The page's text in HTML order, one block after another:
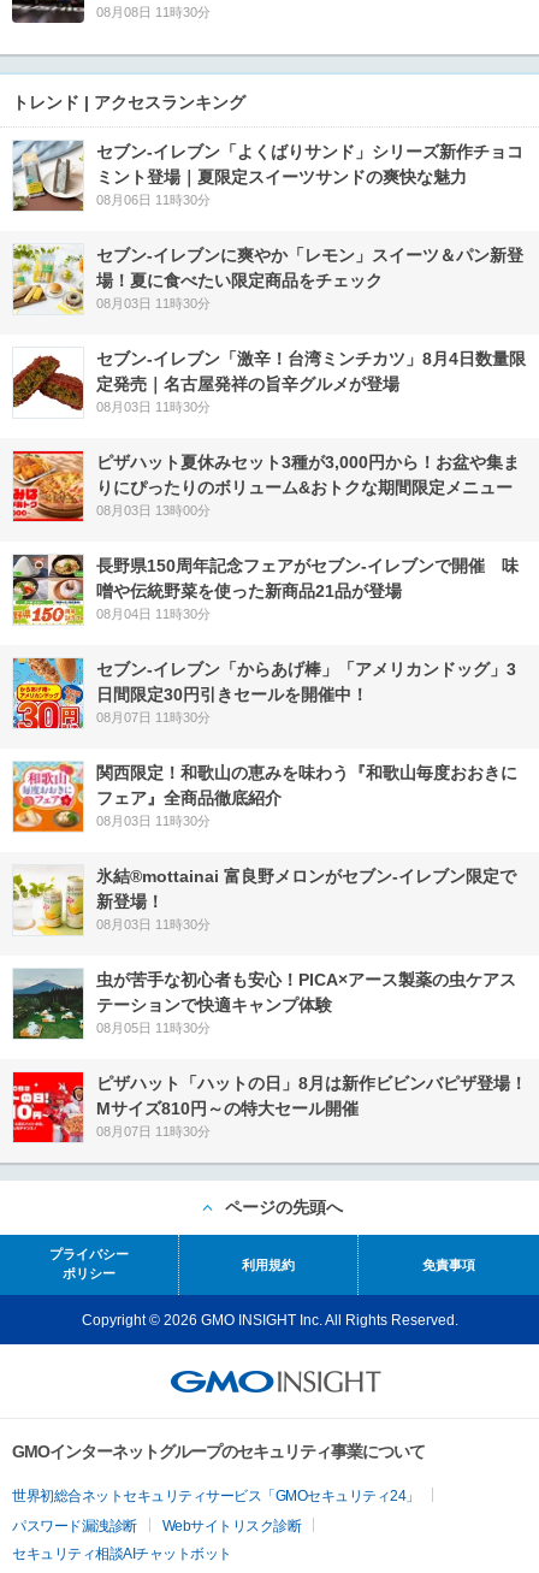
08月08日 11時30分
トレンド | アクセスランキング
セブン‐イレブン「よくばりサンド」シリーズ新作チョコ
ミント登場｜夏限定スイーツサンドの爽快な魅力
08月06日 11時30分
セブン‐イレブンに爽やか「レモン」スイーツ＆パン新登
場！夏に食べたい限定商品をチェック
08月03日 11時30分
セブン-イレブン「激辛！台湾ミンチカツ」8月4日数量限
定発売｜名古屋発祥の旨辛グルメが登場
08月03日 11時30分
ピザハット夏休みセット3種が3,000円から！お盆や集ま
りにぴったりのボリューム&おトクな期間限定メニュー
08月03日 13時00分
長野県150周年記念フェアがセブン-イレブンで開催 味
噌や伝統野菜を使った新商品21品が登場
08月04日 11時30分
セブン‐イレブン「からあげ棒」「アメリカンドッグ」3
日間限定30円引きセールを開催中！
08月07日 11時30分
関西限定！和歌山の恵みを味わう『和歌山毎度おおきに
フェア』全商品徹底紹介
08月03日 11時30分
氷結®mottainai 富良野メロンがセブン‐イレブン限定で
新登場！
08月03日 11時30分
虫が苦手な初心者も安心！PICA×アース製薬の虫ケアス
テーションで快適キャンプ体験
08月05日 11時30分
ピザハット「ハットの日」8月は新作ビビンバピザ登場！
Mサイズ810円～の特大セール開催
08月07日 11時30分
ページの先頭へ
プライバシー
ポリシー
利用規約 免責事項
Copyright © 2026 GMO INSIGHT Inc. All Rights Reserved.
GMOインターネットグループのセキュリティ事業について
世界初総合ネットセキュリティサービス「GMOセキュリティ24」
パスワード漏洩診断
Webサイトリスク診断
セキュリティ相談AIチャットボット